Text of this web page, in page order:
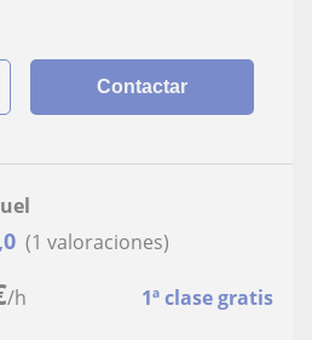
Contactar
/h 1ª clase gratis
(1 valoraciones)